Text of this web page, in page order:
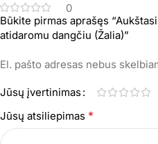
0
Būkite pirmas aprašęs
atidaromu dangčiu (Žalia)”
El. pašto adresas nebus
Jūsų įvertinimas
Jūsų atsiliepimas *